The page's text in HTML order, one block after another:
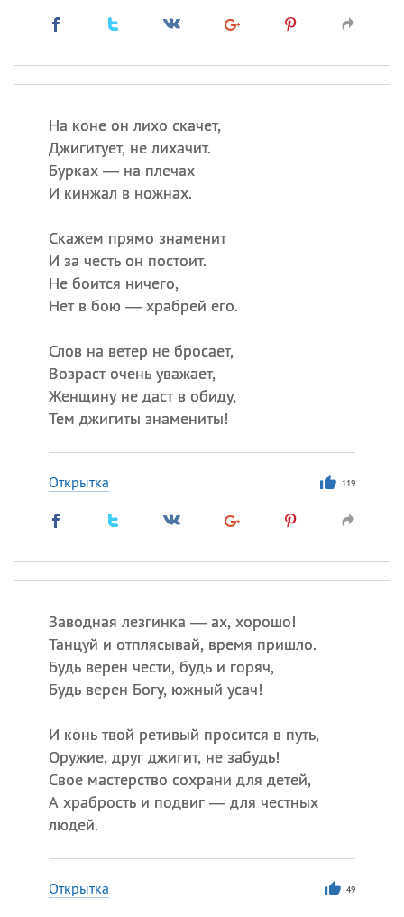
На коне он лихо скачет,
Джигитует, не лихачит.
Бурках — на плечах
И кинжал в ножнах.
Скажем прямо знаменит
И за честь он постоит.
Не боится ничего,
Нет в бою — храбрей его.
Слов на ветер не бросает,
Возраст очень уважает,
Женщину не даст в обиду,
Тем джигиты знамениты!
Открытка 119
Заводная лезгинка — ах, хорошо!
Танцуй и отплясывай, время пришло.
Будь верен чести, будь и горяч,
Будь верен Богу, южный усач!
И конь твой ретивый просится в путь,
Оружие, друг джигит, не забудь!
Свое мастерство сохрани для детей,
А храбрость и подвиг — для честных
людей.
Открытка 49